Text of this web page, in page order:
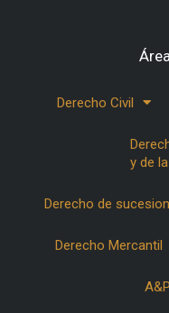
Derecho Civil
y de
Derecho de
Derecho Mercantil